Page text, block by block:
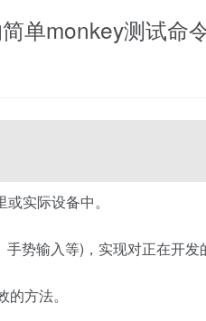
单monkey测试命
实际设备中。
势输入等)，实现对正在开
方法。